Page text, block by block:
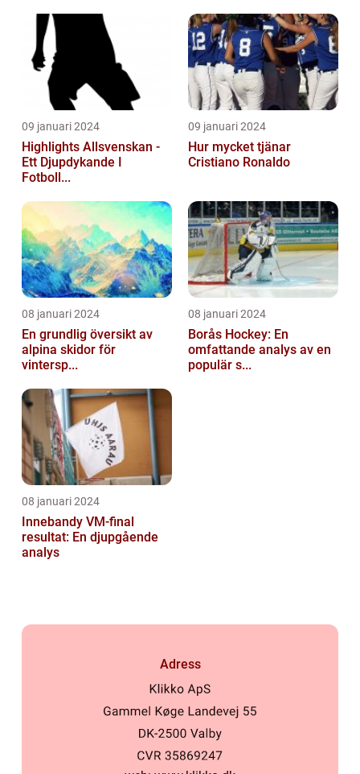
09 januari 2024
Highlights Allsvenskan -
Ett Djupdykande I
Fotboll...
09 januari 2024
Hur mycket tjänar
Cristiano Ronaldo
08 januari 2024
En grundlig översikt av
alpina skidor för
vintersp...
08 januari 2024
Borås Hockey: En
omfattande analys av en
populär s...
08 januari 2024
Innebandy VM-final
resultat: En djupgående
analys
Adress